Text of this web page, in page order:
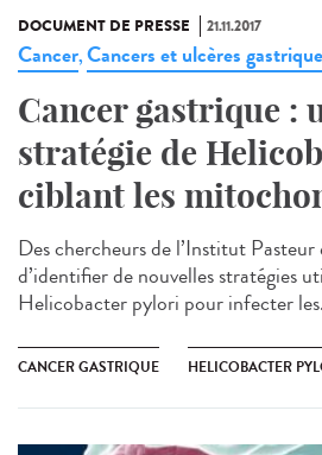
DOCUMENT DE PRESSE 21.11.2017
Cancer,Cancers et ulcères
Cancer gastrique :
stratégie de
ciblant les
Des chercheurs de l’Institut
d’identifier de nouvelles stratégies
Helicobacter pylori pour infecter
CANCER GASTRIQUE HELICOBACTER